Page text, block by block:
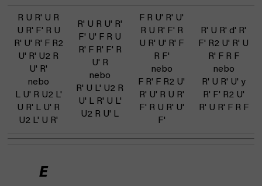
R U R' U R
U R' F' R U
R' U' R' F R2
U' R' U2 R
U' R'
nebo
L U' R U2 L'
U R' L U' R
U2 L' U R'
R' U R U' R'
F' U' F R U
R' F R' F' R
U' R
nebo
R' U L' U2 R
U' L R' U L'
U2 R U' L
F R U' R' U'
R U R' F' R
U R' U' R' F
R F'
nebo
F R' F R2 U'
R' U' R U R'
F' R U R' U'
F'
R' U R' d' R'
F' R2 U' R' U
R' F R F
nebo
R' U R' U' y
R' F' R2 U'
R' U R' F R F
E